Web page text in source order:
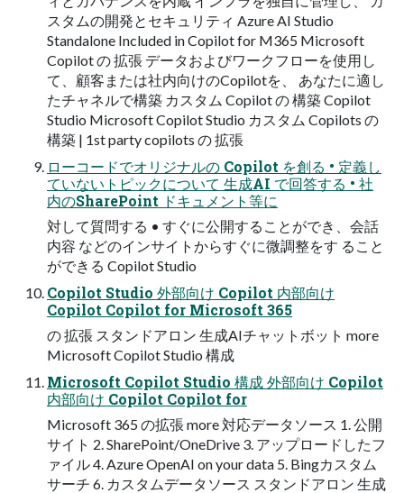
スタムの開発とセキュリティ Azure AI Studio
Standalone Included in Copilot for M365 Microsoft
Copilot の 拡張 データおよびワークフローを使用し
て、顧客または社内向けのCopilotを、 あなたに適し
たチャネルで構築 カスタム Copilot の 構築 Copilot
Studio Microsoft Copilot Studio カスタム Copilots の
構築 | 1st party copilots の 拡張
ローコードでオリジナルの Copilot を創る • 定義し
ていないトピックについて 生成AI で回答する • 社
内のSharePoint ドキュメント等に
対して質問する • すぐに公開することができ、会話
内容 などのインサイトからすぐに微調整をす ること
ができる Copilot Studio
Copilot Studio 外部向け Copilot 内部向け
Copilot Copilot for Microsoft 365
の 拡張 スタンドアロン 生成AIチャットボット more
Microsoft Copilot Studio 構成
Microsoft Copilot Studio 構成 外部向け Copilot
内部向け Copilot Copilot for
Microsoft 365 の拡張 more 対応データソース 1. 公開
サイト 2. SharePoint/OneDrive 3. アップロードしたフ
ァイル 4. Azure OpenAI on your data 5. Bingカスタム
サーチ 6. カスタムデータソース スタンドアロン 生成